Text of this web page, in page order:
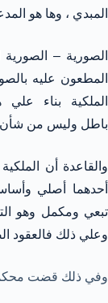
المبدي ، وها هو
الصورية –
المطعون عليه
الملكية بناء
باطل وليس من شأن
والقاعدة أن
أحدهما أصلي
تبعي ومكمل وهو
وعلي ذلك فالعقود
وفي ذلك قضت